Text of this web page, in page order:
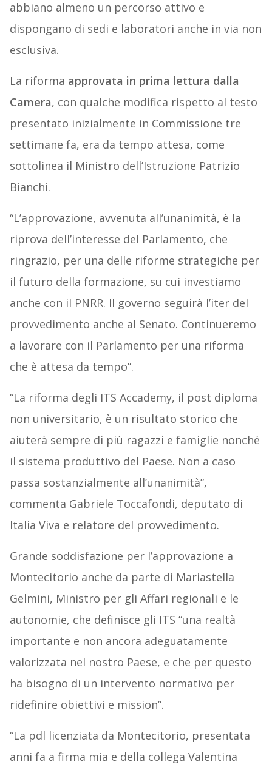
abbiano almeno un percorso attivo e
dispongano di sedi e laboratori anche in via non
esclusiva.
La riforma approvata in prima lettura dalla
Camera, con qualche modifica rispetto al testo
presentato inizialmente in Commissione tre
settimane fa, era da tempo attesa, come
sottolinea il Ministro dell’Istruzione Patrizio
Bianchi.
“L’approvazione, avvenuta all’unanimità, è la
riprova dell’interesse del Parlamento, che
ringrazio, per una delle riforme strategiche per
il futuro della formazione, su cui investiamo
anche con il PNRR. Il governo seguirà l’iter del
provvedimento anche al Senato. Continueremo
a lavorare con il Parlamento per una riforma
che è attesa da tempo”.
“La riforma degli ITS Accademy, il post diploma
non universitario, è un risultato storico che
aiuterà sempre di più ragazzi e famiglie nonché
il sistema produttivo del Paese. Non a caso
passa sostanzialmente all’unanimità”,
commenta Gabriele Toccafondi, deputato di
Italia Viva e relatore del provvedimento.
Grande soddisfazione per l’approvazione a
Montecitorio anche da parte di Mariastella
Gelmini, Ministro per gli Affari regionali e le
autonomie, che definisce gli ITS “una realtà
importante e non ancora adeguatamente
valorizzata nel nostro Paese, e che per questo
ha bisogno di un intervento normativo per
ridefinire obiettivi e mission”.
“La pdl licenziata da Montecitorio, presentata
anni fa a firma mia e della collega Valentina